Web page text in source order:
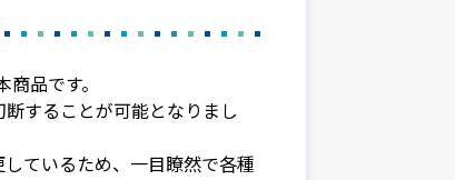
品です。
することが可能となりまし
ているため、一目瞭然で各種